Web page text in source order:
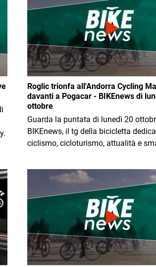
Roglic trionfa all'Andorra Cycling
davanti a Pogacar - BIKEnews di
ottobre
Guarda la puntata di lunedì 20
BIKEnews, il tg della bicicletta
ciclismo, cicloturismo, attualità e
Immagine